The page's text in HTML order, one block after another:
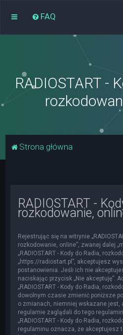
FAQ
RADIOSTART -
Strona główna
RADIOSTART -
rozkodowanie,
Rejestrując się na witrynie
rozkodowanie, online”, zwanej dalej
„RADIOSTART - Kody do Radia,
„https://radiostart.pl”, akceptujesz
postanowienia. Jeśli ich nie
naciskając przycisk „Nie akceptuję”.
„RADIOSTART - Kody do Radia,
dowolnym czasie zmienić poniższe
o zmianach, niemniej wskazane jest,
regularnie zaglądali do tego
„RADIOSTART - Kody do Radia,
regulaminu oznacza, że akceptujesz